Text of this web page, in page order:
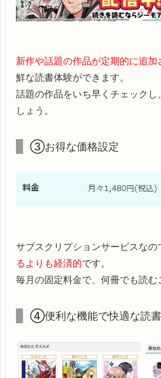
新作や話題の作品が定期的に追加
鮮な読書体験ができます。
話題の作品をいち早くチェックし
しょう。
③お得な価格設定
サブスクリプションサービスなの
るよりも経済的です。
毎月の固定料金で、何冊でも読む
④便利な機能で快適な読